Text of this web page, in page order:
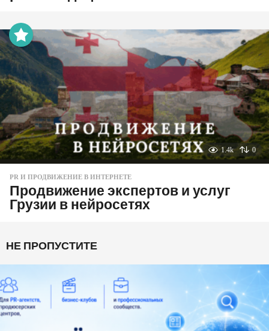
1.4k 0
PR И ПРОДВИЖЕНИЕ В ИНТЕРНЕТЕ
Продвижение экспертов и услуг
Грузии в нейросетях
НЕ ПРОПУСТИТЕ